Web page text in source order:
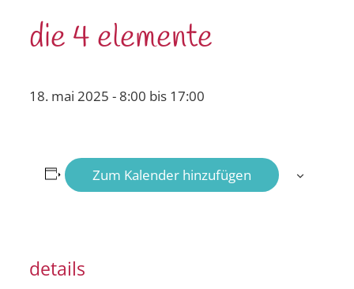
die 4 elemente
18. mai 2025 - 8:00 bis 17:00
Zum Kalender hinzufügen
details